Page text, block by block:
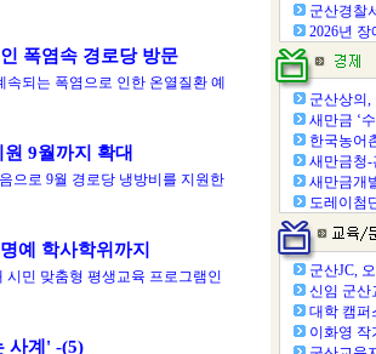
폭염속 경로당 방문
되는 폭염으로 인한 온열질환 예
9월까지 확대
으로 9월 경로당 냉방비를 지원한
예 학사학위까지
시민 맞춤형 평생교육 프로그램인
사계' -(5)
군산경찰
2026년
군산상의,
새만금 ‘
한국농어
새만금청-
새만금개
도레이첨
군산JC,
신임 군산
대학 캠퍼
이화영 작